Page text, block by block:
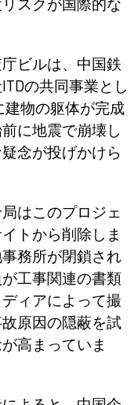
ビルは、中国鉄
の共同事業とし
建物の躯体が完成
に地震で崩壊し
念が投げかけら
はこのプロジェ
トから削除しま
務所が閉鎖され
工事関連の書類
ィアによって撮
原因の隠蔽を試
高まっていま